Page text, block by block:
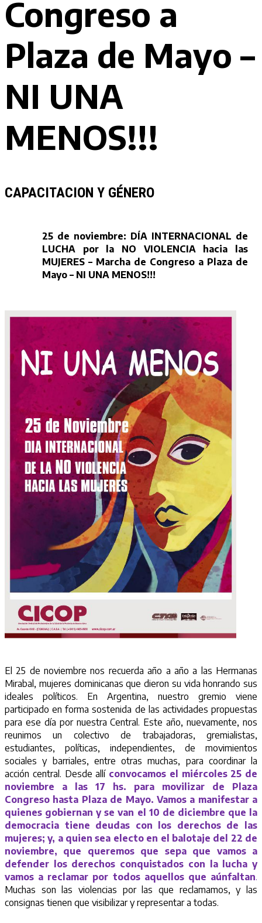
Congreso a
Plaza de Mayo –
NI UNA
MENOS!!!
CAPACITACION Y GÉNERO
25 de noviembre: DÍA INTERNACIONAL de
LUCHA por la NO VIOLENCIA hacia las
MUJERES – Marcha de Congreso a Plaza de
Mayo – NI UNA MENOS!!!
El 25 de noviembre nos recuerda año a año a las Hermanas
Mirabal, mujeres dominicanas que dieron su vida honrando sus
ideales políticos. En Argentina, nuestro gremio viene
participado en forma sostenida de las actividades propuestas
para ese día por nuestra Central. Este año, nuevamente, nos
reunimos un colectivo de trabajadoras, gremialistas,
estudiantes, políticas, independientes, de movimientos
sociales y barriales, entre otras muchas, para coordinar la
acción central. Desde allí convocamos el miércoles 25 de
noviembre a las 17 hs. para movilizar de Plaza
Congreso hasta Plaza de Mayo. Vamos a manifestar a
quienes gobiernan y se van el 10 de diciembre que la
democracia tiene deudas con los derechos de las
mujeres; y, a quien sea electo en el balotaje del 22 de
noviembre, que queremos que sepa que vamos a
defender los derechos conquistados con la lucha y
vamos a reclamar por todos aquellos que aúnfaltan.
Muchas son las violencias por las que reclamamos, y las
consignas tienen que visibilizar y representar a todas.